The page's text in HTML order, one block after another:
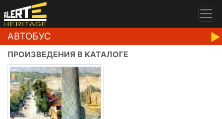
АВТОБУС
ПРОИЗВЕДЕНИЯ В КАТАЛОГЕ